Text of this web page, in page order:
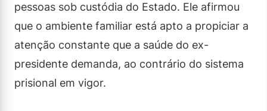
pessoas sob custódia do Estado. Ele afirmou
que o ambiente familiar está apto a propiciar a
atenção constante que a saúde do ex-
presidente demanda, ao contrário do sistema
prisional em vigor.